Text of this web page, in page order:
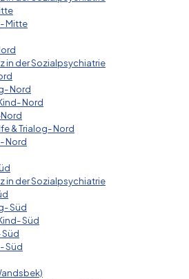
Mitte
in der Sozialpsychiatrie
Nord
Nord
& Trialog- Nord
Nord
in der Sozialpsychiatrie
Süd
Süd
Süd
Süd